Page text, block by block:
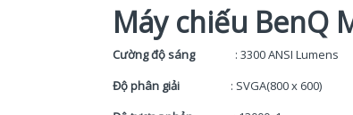
Máy chiếu BenQ
Cường độ sáng: 3300 ANSI Lumens
Độ phân giải : SVGA(800 x 600)